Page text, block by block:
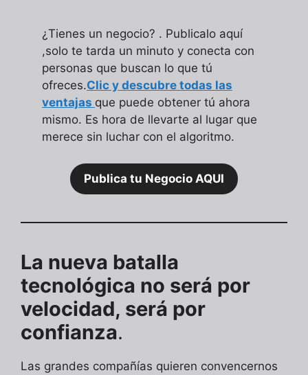
¿Tienes un negocio? . Publicalo aquí
,solo te tarda un minuto y conecta con
personas que buscan lo que tú
ofreces.Clic y descubre todas las
ventajas que puede obtener tú ahora
mismo. Es hora de llevarte al lugar que
merece sin luchar con el algoritmo.
Publica tu Negocio AQUI
La nueva batalla
tecnológica no será por
velocidad, será por
confianza.
Las grandes compañías quieren convencernos